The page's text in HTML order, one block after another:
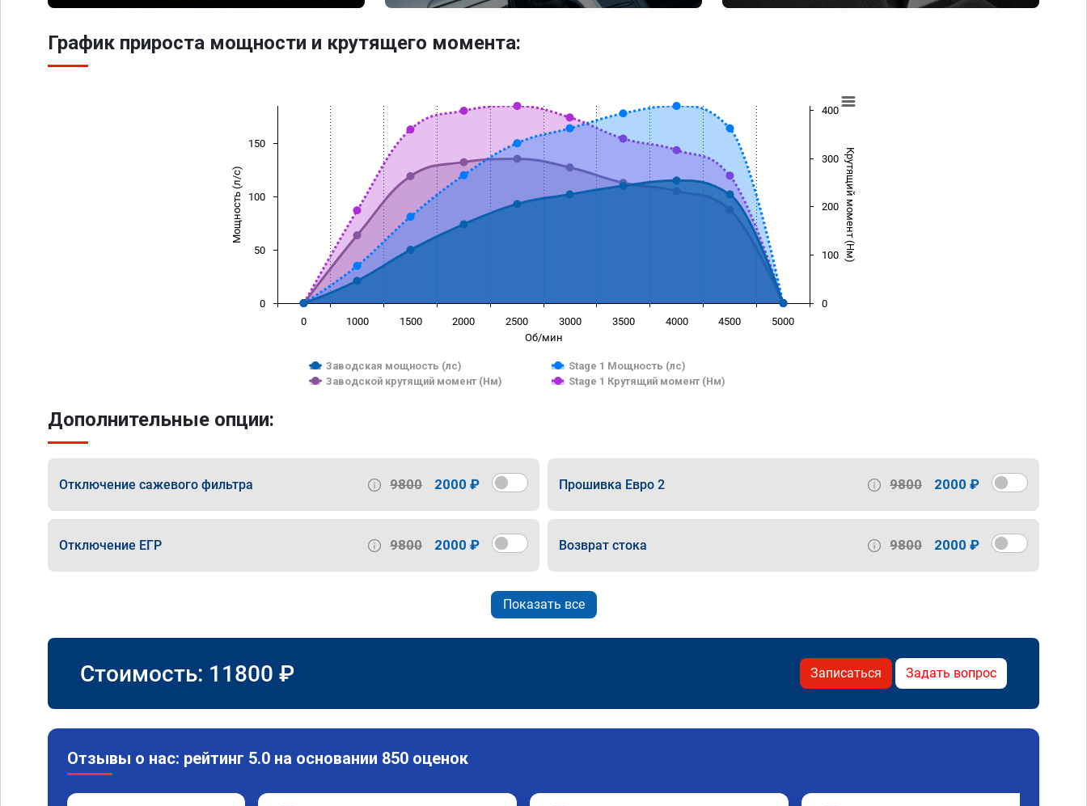
График прироста мощности и крутящего момента:
Об/мин
Мощность (л/с) Крутящий момент (Нм)
Заводская мощность (лс)
Stage 1 Мощность (лс)
Заводской крутящий момент (Нм)
Stage 1 Крутящий момент (Нм)
0 1000 1500 2000 2500 3000 3500 4000 4500 5000
0
50
100
150
0
100
200
300
400
Дополнительные опции:
Отключение сажевого фильтра 9800 2000 ₽ Прошивка Евро 2 9800 2000 ₽
Отключение ЕГР 9800 2000 ₽ Возврат стока 9800 2000 ₽
Показать все
Стоимость: 11800 ₽ Записаться Задать вопрос
Отзывы о нас: рейтинг 5.0 на основании 850 оценок